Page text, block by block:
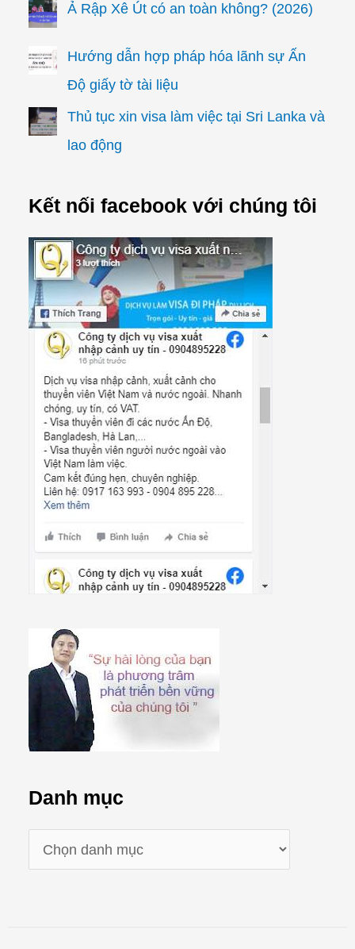
Ả Rập Xê Út có an toàn không? (2026)
Hướng dẫn hợp pháp hóa lãnh sự Ấn
Độ giấy tờ tài liệu
Thủ tục xin visa làm việc tại Sri Lanka và
lao động
Kết nối facebook với chúng tôi
Danh mục
a